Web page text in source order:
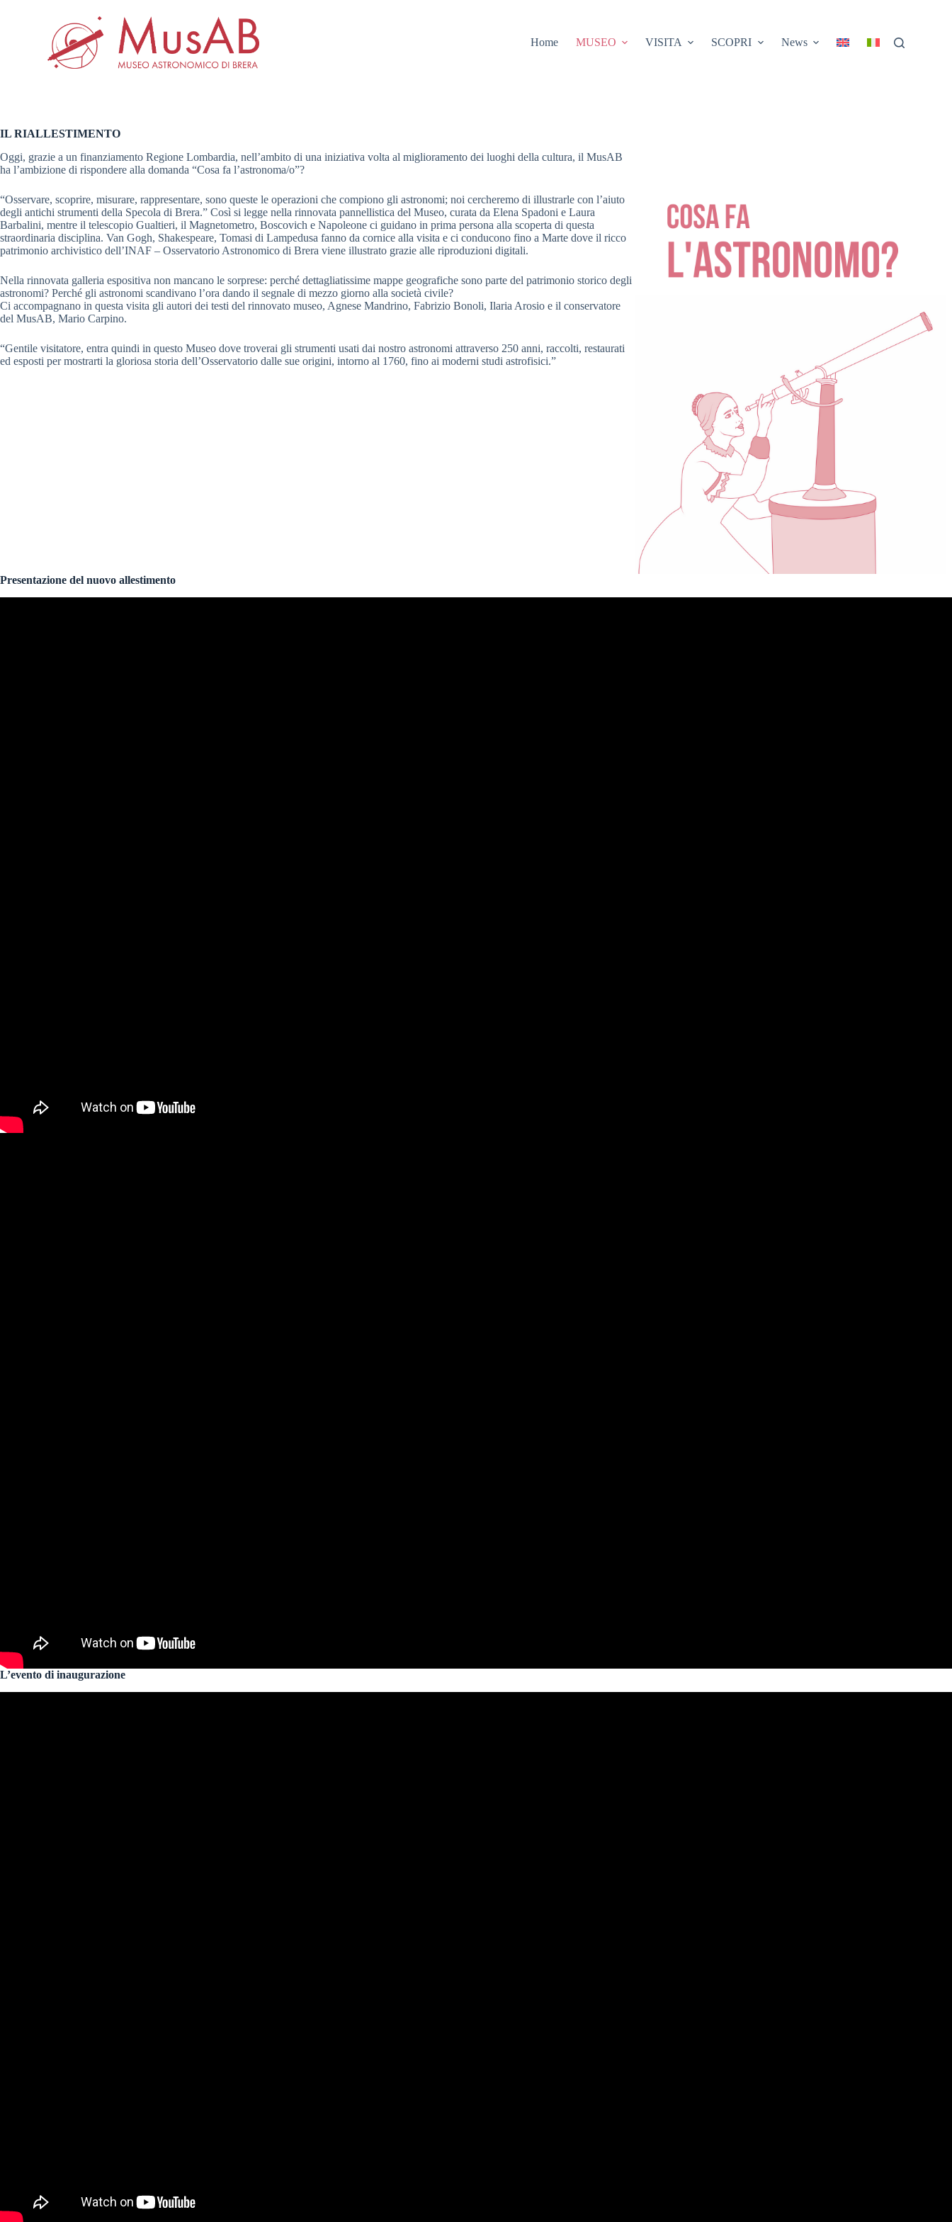
n
t
e
n
o
Home MUSEO VISITA SCOPRI News
IL RIALLESTIMENTO
Oggi, grazie a un finanziamento Regione Lombardia, nell’ambito di una iniziativa volta al miglioramento dei luoghi della cultura, il MusAB
ha l’ambizione di rispondere alla domanda “Cosa fa l’astronoma/o”?
“Osservare, scoprire, misurare, rappresentare, sono queste le operazioni che compiono gli astronomi; noi cercheremo di illustrarle con l’aiuto
degli antichi strumenti della Specola di Brera.” Così si legge nella rinnovata pannellistica del Museo, curata da Elena Spadoni e Laura
Barbalini, mentre il telescopio Gualtieri, il Magnetometro, Boscovich e Napoleone ci guidano in prima persona alla scoperta di questa
straordinaria disciplina. Van Gogh, Shakespeare, Tomasi di Lampedusa fanno da cornice alla visita e ci conducono fino a Marte dove il ricco
patrimonio archivistico dell’INAF – Osservatorio Astronomico di Brera viene illustrato grazie alle riproduzioni digitali.
Nella rinnovata galleria espositiva non mancano le sorprese: perché dettagliatissime mappe geografiche sono parte del patrimonio storico degli
astronomi? Perché gli astronomi scandivano l’ora dando il segnale di mezzo giorno alla società civile?
Ci accompagnano in questa visita gli autori dei testi del rinnovato museo, Agnese Mandrino, Fabrizio Bonoli, Ilaria Arosio e il conservatore
del MusAB, Mario Carpino.
“Gentile visitatore, entra quindi in questo Museo dove troverai gli strumenti usati dai nostro astronomi attraverso 250 anni, raccolti, restaurati
ed esposti per mostrarti la gloriosa storia dell’Osservatorio dalle sue origini, intorno al 1760, fino ai moderni studi astrofisici.”
Presentazione del nuovo allestimento
L’evento di inaugurazione